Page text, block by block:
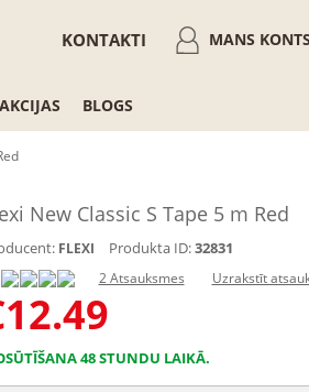
MANS KONTS
KONTAKTI
AKCIJAS BLOGS
New Classic S Tape 5 m Red
FLEXI Produkta ID:32831
2 Atsauksmes Uzrakstīt
12.49
48 STUNDU LAIKĀ.